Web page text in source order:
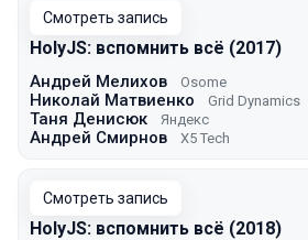
Смотреть запись
HolyJS: вспомнить всё (2017)
Андрей Мелихов Osome
Николай Матвиенко Grid Dynamics
Таня Денисюк Яндекс
Андрей Смирнов X5 Tech
Смотреть запись
HolyJS: вспомнить всё (2018)